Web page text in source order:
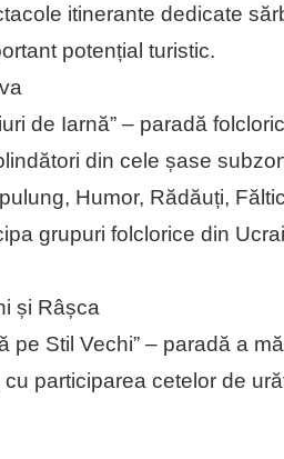
itinerante dedicate
potențial turistic.
de Iarnă” – paradă
din cele șase
Humor, Rădăuți,
grupuri folclorice din
și Râșca
pe Stil Vechi” – paradă a
participarea cetelor de